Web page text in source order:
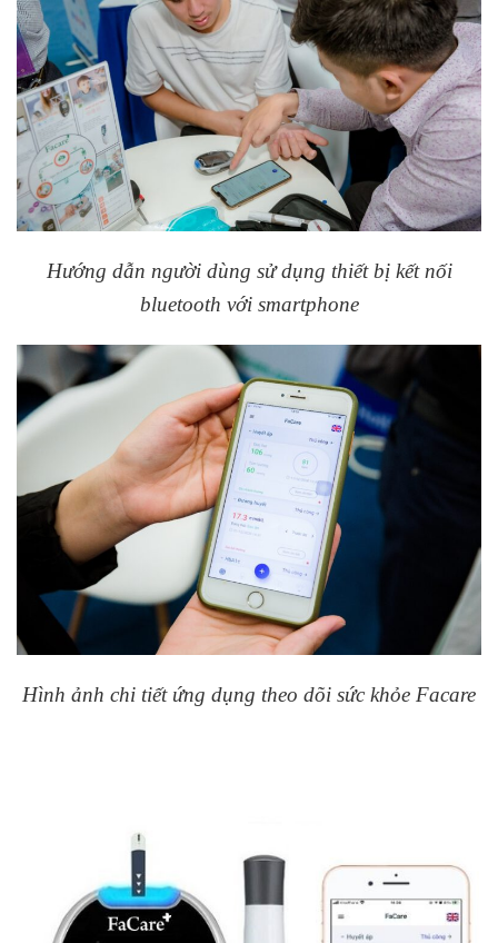
Hướng dẫn người dùng sử dụng thiết bị kết nối
bluetooth với smartphone
Hình ảnh chi tiết ứng dụng theo dõi sức khỏe Facare